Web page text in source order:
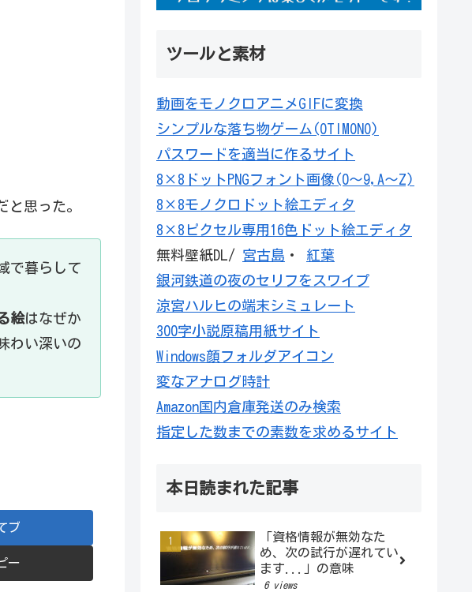
と思った。
で暮らして
絵はなぜか
わい深いの
ブ
ー
ツールと素材
動画をモノクロアニメGIFに変換
シンプルな落ち物ゲーム(OTIMONO)
パスワードを適当に作るサイト
8×8ドットPNGフォント画像(0～9,A～Z)
8×8モノクロドット絵エディタ
8×8ピクセル専用16色ドット絵エディタ
無料壁紙DL/ 宮古島 ・ 紅葉
銀河鉄道の夜のセリフをスワイプ
涼宮ハルヒの端末シミュレート
300字小説原稿用紙サイト
Windows顔フォルダアイコン
変なアナログ時計
Amazon国内倉庫発送のみ検索
指定した数までの素数を求めるサイト
本日読まれた記事
「資格情報が無効なた
め、次の試行が遅れてい
ます...」の意味
6 views